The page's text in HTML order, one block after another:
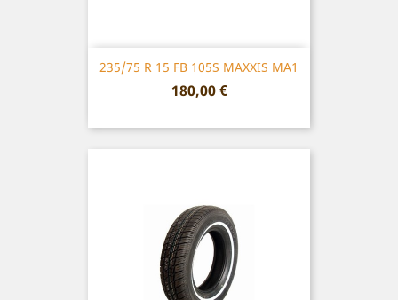
235/75 R 15 FB 105S MAXXIS MA1
Prix
180,00 €